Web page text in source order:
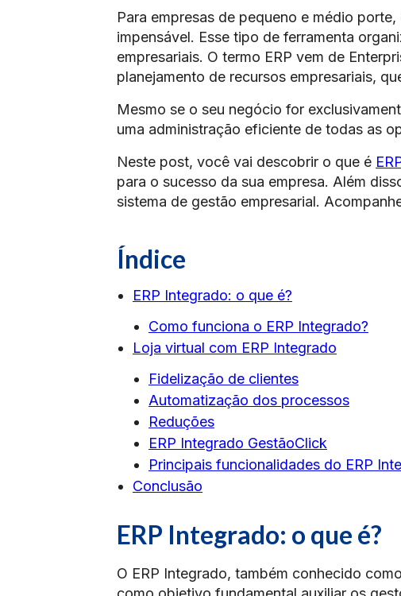
Para empresas de pequeno e médio
impensável. Esse tipo de ferramenta
empresariais. O termo ERP vem de
planejamento de recursos empresariais,
Mesmo se o seu negócio for
uma administração eficiente de todas as
Neste post, você vai descobrir o que é
para o sucesso da sua empresa. Além
sistema de gestão empresarial.
Índice
ERP Integrado: o que é?
Como funciona o ERP Integrado?
Loja virtual com ERP Integrado
Fidelização de clientes
Automatização dos processos
Reduções
ERP Integrado GestãoClick
Principais funcionalidades do ERP
Conclusão
ERP Integrado: o que é?
O ERP Integrado, também conhecido como